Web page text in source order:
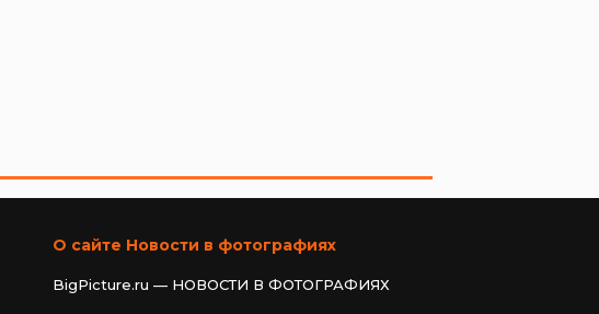
О сайте Новости в фотографиях
BigPicture.ru — НОВОСТИ В ФОТОГРАФИЯХ